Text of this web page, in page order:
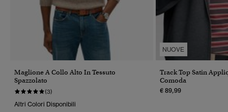
Maglione A Collo Alto In Tessuto
Spazzolato
(3)
Altri Colori Disponibili
NUOVE
Track Top Satin
Comoda
€ 89,99